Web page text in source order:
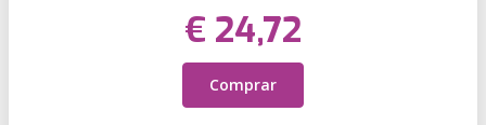
€ 24,72
Comprar